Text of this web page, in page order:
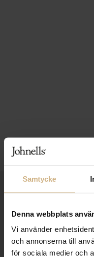
Samtycke
Denna webbplats
Vi använder
och annonserna till
för sociala medier och
SAMLA